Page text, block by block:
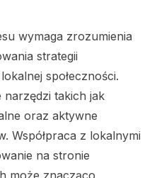
wymaga zrozumienia
strategii
społeczności.
takich jak
oraz aktywne
Współpraca z lokalnymi
na stronie